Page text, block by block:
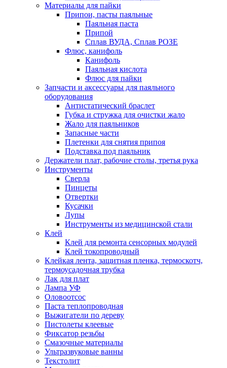
Материалы для пайки
Припои, пасты паяльные
Паяльная паста
Припой
Сплав ВУДА, Сплав РОЗЕ
Флюс, канифоль
Канифоль
Паяльная кислота
Флюс для пайки
Запчасти и аксессуары для паяльного
оборудования
Антистатический браслет
Губка и стружка для очистки жало
Жало для паяльников
Запасные части
Плетенки для снятия припоя
Подставка под паяльник
Держатели плат, рабочие столы, третья рука
Инструменты
Сверла
Пинцеты
Отвертки
Кусачки
Лупы
Инструменты из медицинской стали
Клей
Клей для ремонта сенсорных модулей
Клей токопроводный
Клейкая лента, защитная пленка, термоскотч,
термоусадочная трубка
Лак для плат
Лампа УФ
Оловоотсос
Паста теплопроводная
Выжигатели по дереву
Пистолеты клеевые
Фиксатор резьбы
Смазочные материалы
Ультразвуковые ванны
Текстолит